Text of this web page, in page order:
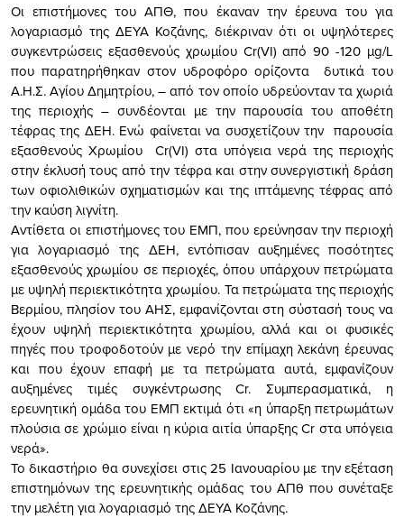
Οι επιστήμονες του ΑΠΘ, που έκαναν την έρευνα του για
λογαριασμό της ΔΕΥΑ Κοζάνης, διέκριναν ότι οι υψηλότερες
συγκεντρώσεις εξασθενούς χρωμίου Cr(VI) από 90 -120 μg/L
που παρατηρήθηκαν στον υδροφόρο ορίζοντα δυτικά του
Α.Η.Σ. Αγίου Δημητρίου, – από τον οποίο υδρεύονταν τα χωριά
της περιοχής – συνδέονται με την παρουσία του αποθέτη
τέφρας της ΔΕΗ. Ενώ φαίνεται να συσχετίζουν την παρουσία
εξασθενούς Χρωμίου Cr(VI) στα υπόγεια νερά της περιοχής
στην έκλυσή τους από την τέφρα και στην συνεργιστική δράση
των οφιολιθικών σχηματισμών και της ιπτάμενης τέφρας από
την καύση λιγνίτη.
Αντίθετα οι επιστήμονες του ΕΜΠ, που ερεύνησαν την περιοχή
για λογαριασμό της ΔΕΗ, εντόπισαν αυξημένες ποσότητες
εξασθενούς χρωμίου σε περιοχές, όπου υπάρχουν πετρώματα
με υψηλή περιεκτικότητα χρωμίου. Τα πετρώματα της περιοχής
Βερμίου, πλησίον του ΑΗΣ, εμφανίζονται στη σύστασή τους να
έχουν υψηλή περιεκτικότητα χρωμίου, αλλά και οι φυσικές
πηγές που τροφοδοτούν με νερό την επίμαχη λεκάνη έρευνας
και που έχουν επαφή με τα πετρώματα αυτά, εμφανίζουν
αυξημένες τιμές συγκέντρωσης Cr. Συμπερασματικά, η
ερευνητική ομάδα του ΕΜΠ εκτιμά ότι «η ύπαρξη πετρωμάτων
πλούσια σε χρώμιο είναι η κύρια αιτία ύπαρξης Cr στα υπόγεια
νερά».
Το δικαστήριο θα συνεχίσει στις 25 Ιανουαρίου με την εξέταση
επιστημόνων της ερευνητικής ομάδας του ΑΠθ που συνέταξε
την μελέτη για λογαριασμό της ΔΕΥΑ Κοζάνης.